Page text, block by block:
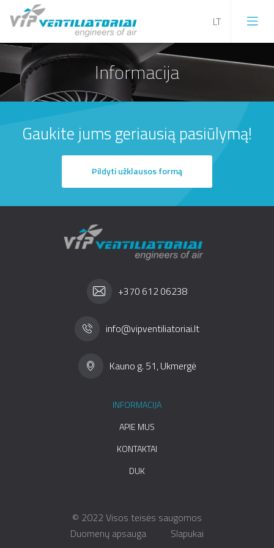
Informacija
Gaukite jums geriausią pasiūlymą!
Pildyti užklausos formą
+370 612 06238
info@vipventiliatoriai.lt
Kauno g. 51, Ukmergė
INFORMACIJA
APIE MUS
KONTAKTAI
DUK
© 2022 Visos teisės saugomos
Duomenų apsauga
Slapukai